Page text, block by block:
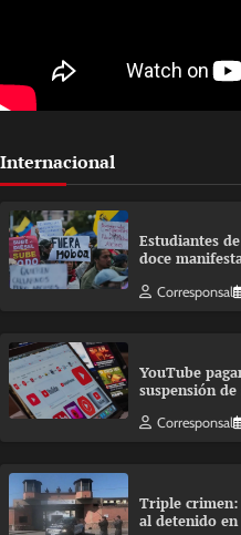
Internacional
Estudiantes
doce
Corresponsal
YouTube
suspensión de
Corresponsal
Triple crimen:
al detenido